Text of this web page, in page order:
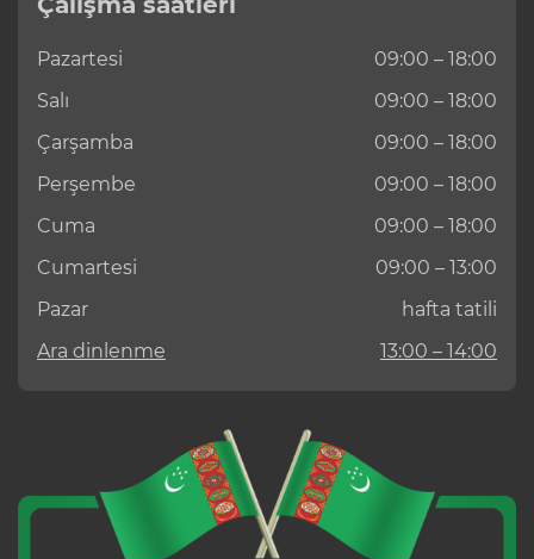
Pazartesi
09:00 – 18:00
Salı
09:00 – 18:00
Çarşamba
09:00 – 18:00
Perşembe
09:00 – 18:00
Cuma
09:00 – 18:00
Cumartesi
09:00 – 13:00
Pazar
hafta tatili
Ara dinlenme
13:00 – 14:00